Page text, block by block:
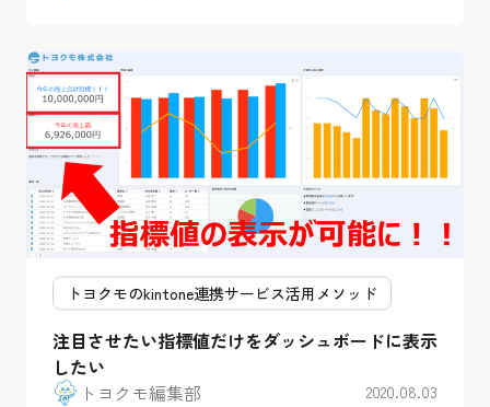
トヨクモのkintone連携サービス活用メソッド
注目させたい指標値だけをダッシュボードに表示
したい
トヨクモ編集部
2020.08.03